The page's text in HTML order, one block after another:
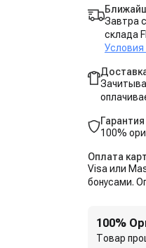
Завтра
склада
Условия
100%
Оплата
Visa или
бонусами.
100%
Товар